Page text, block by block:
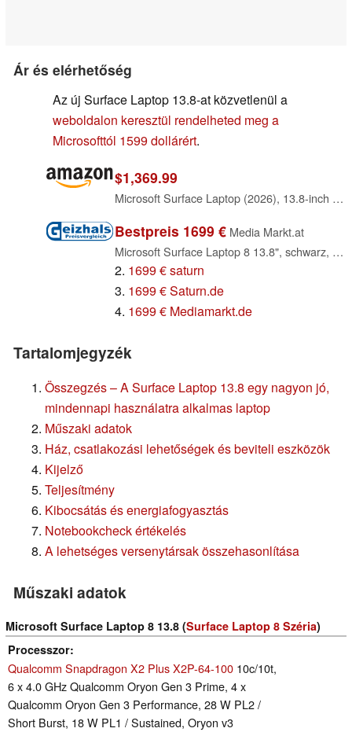
Ár és elérhetőség
Az új Surface Laptop 13.8-at közvetlenül a
weboldalon keresztül rendelheted meg a
Microsofttól 1599 dollárért.
$1,369.99
Microsoft Surface Laptop (2026), 13.8-inch Premium Performance Laptop, Snapdragon X2 Elite Processor, Touchscreen Display, 16GB RAM, 512GB SSD Storage, Windows 11 Copilot+ PC Built for AI, Platinum
Bestpreis 1699 € Media Markt.at
Microsoft Surface Laptop 8 13.8", schwarz, Snapdragon X2 Plus - X2P-64-100, 16GB RAM, 512GB SSD, DE (EP2-60927)
2. 1699 € saturn
3. 1699 € Saturn.de
4. 1699 € Mediamarkt.de
Tartalomjegyzék
Összegzés – A Surface Laptop 13.8 egy nagyon jó,
mindennapi használatra alkalmas laptop
Műszaki adatok
Ház, csatlakozási lehetőségek és beviteli eszközök
Kijelző
Teljesítmény
Kibocsátás és energiafogyasztás
Notebookcheck értékelés
A lehetséges versenytársak összehasonlítása
Műszaki adatok
Microsoft Surface Laptop 8 13.8 (Surface Laptop 8 Széria)
Processzor
Qualcomm Snapdragon X2 Plus X2P-64-100 10c/10t,
6 x 4.0 GHz Qualcomm Oryon Gen 3 Prime, 4 x
Qualcomm Oryon Gen 3 Performance, 28 W PL2 /
Short Burst, 18 W PL1 / Sustained, Oryon v3